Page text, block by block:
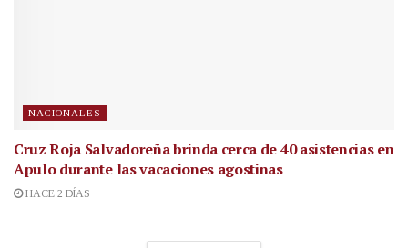
NACIONALES
Cruz Roja Salvadoreña brinda cerca de 40 asistencias en
Apulo durante las vacaciones agostinas
HACE 2 DÍAS